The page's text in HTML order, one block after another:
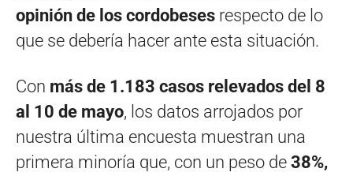
opinión de los cordobeses respecto de lo
que se debería hacer ante esta situación.
Con más de 1.183 casos relevados del 8
al 10 de mayo, los datos arrojados por
nuestra última encuesta muestran una
primera minoría que, con un peso de 38%,